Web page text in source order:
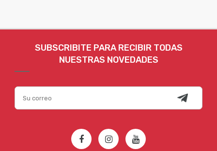
SUBSCRIBITE PARA RECIBIR TODAS
NUESTRAS NOVEDADES